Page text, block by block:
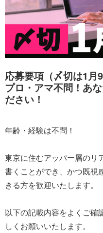
応募要項（〆切は1月
プロ・アマ不問！あ
ださい！
年齢・経験は不問！
東京に住むアッパー層のリ
書くことができ、かつ既視
きる方を歓迎いたします。
以下の記載内容をよくご確
しくお願いいたします。